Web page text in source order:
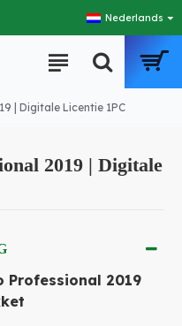
Nederlands
| Digitale Licentie 1PC
2019 | Digitale
Professional 2019